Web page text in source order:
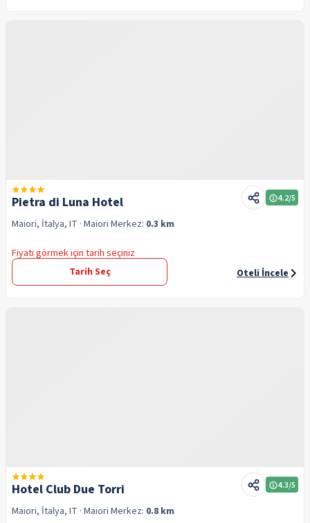
Pietra di Luna Hotel 4.2/5
Maiori, İtalya, IT · Maiori Merkez: 0.3 km
Fiyatı görmek için tarih seçiniz
Tarih Seç
Oteli İncele
Hotel Club Due Torri 4.3/5
Maiori, İtalya, IT · Maiori Merkez: 0.8 km